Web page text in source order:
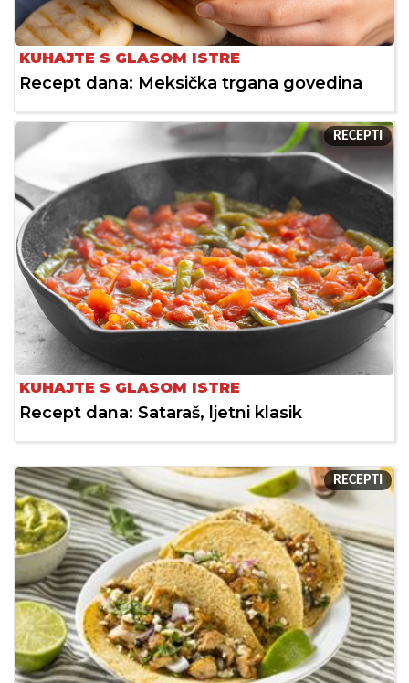
KUHAJTE S GLASOM ISTRE
Recept dana: Meksička trgana govedina
RECEPTI
KUHAJTE S GLASOM ISTRE
Recept dana: Sataraš, ljetni klasik
RECEPTI